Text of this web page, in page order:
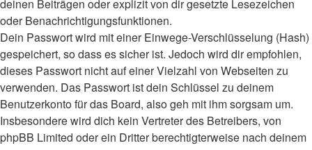
deinen Beiträgen oder explizit von dir gesetzte Lesezeichen
oder Benachrichtigungsfunktionen.
Dein Passwort wird mit einer Einwege-Verschlüsselung (Hash)
gespeichert, so dass es sicher ist. Jedoch wird dir empfohlen,
dieses Passwort nicht auf einer Vielzahl von Webseiten zu
verwenden. Das Passwort ist dein Schlüssel zu deinem
Benutzerkonto für das Board, also geh mit ihm sorgsam um.
Insbesondere wird dich kein Vertreter des Betreibers, von
phpBB Limited oder ein Dritter berechtigterweise nach deinem